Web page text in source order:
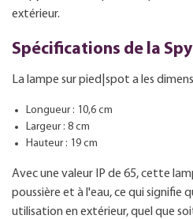
extérieur.
Spécifications de la Spy
La lampe sur pied|spot a les
Longueur : 10,6 cm
Largeur : 8 cm
Hauteur : 19 cm
Avec une valeur IP de 65, cette
poussière et à l'eau, ce qui signifie
utilisation en extérieur, quel que